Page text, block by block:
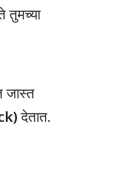
तुमच्या
जास्त
देतात.